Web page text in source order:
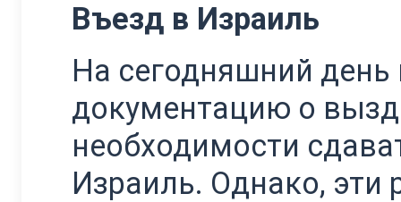
Въезд в Израиль
На сегодняшний день
документацию о
необходимости
Израиль. Однако, эти